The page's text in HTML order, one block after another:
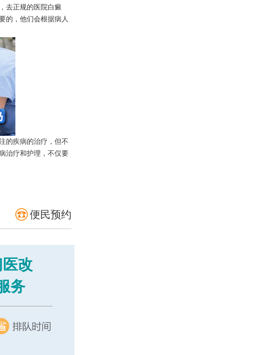
去正规的医院白癜
的，他们会根据病人
的疾病的治疗，但不
治疗和护理，不仅要
便民预约
改
务